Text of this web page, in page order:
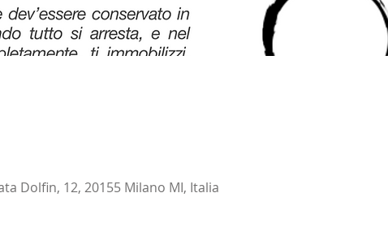
Dolfin, 12, 20155 Milano MI, Italia